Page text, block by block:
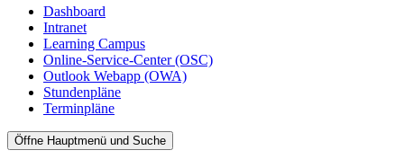
Dashboard
Intranet
Learning Campus
Online-Service-Center (OSC)
Outlook Webapp (OWA)
Stundenpläne
Terminpläne
Öffne Hauptmenü und Suche